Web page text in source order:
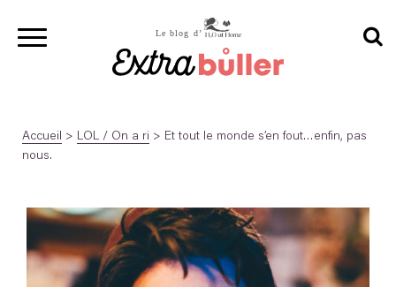
Accueil > LOL / On a ri > Et tout le monde s’en fout…enfin, pas
nous.